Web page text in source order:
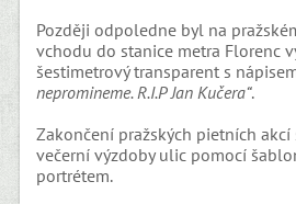
Později odpoledne byl na
vchodu do stanice metra Florenc
šestimetrový transparent s
nepromineme. R.I.P Jan Kučera“.
Zakončení pražských pietních
večerní výzdoby ulic pomocí
portrétem.